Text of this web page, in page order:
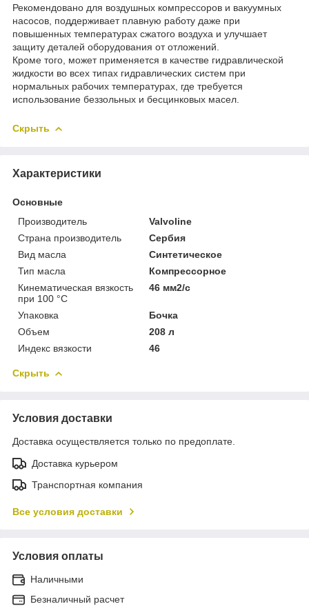
Рекомендовано для воздушных компрессоров и вакуумных
насосов, поддерживает плавную работу даже при
повышенных температурах сжатого воздуха и улучшает
защиту деталей оборудования от отложений.
Кроме того, может применяется в качестве гидравлической
жидкости во всех типах гидравлических систем при
нормальных рабочих температурах, где требуется
использование беззольных и бесцинковых масел.
Скрыть
Характеристики
Основные
Производитель
Valvoline
Страна производитель
Сербия
Вид масла
Синтетическое
Тип масла
Компрессорное
Кинематическая вязкость
при 100 °С
46 мм2/с
Упаковка
Бочка
Объем
208 л
Индекс вязкости
46
Скрыть
Условия доставки
Доставка осуществляется только по предоплате.
Доставка курьером
Транспортная компания
Все условия доставки
Условия оплаты
Наличными
Безналичный расчет